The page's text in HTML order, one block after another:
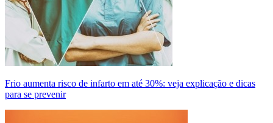
Frio aumenta risco de infarto em até 30%: veja explicação e dicas
para se prevenir